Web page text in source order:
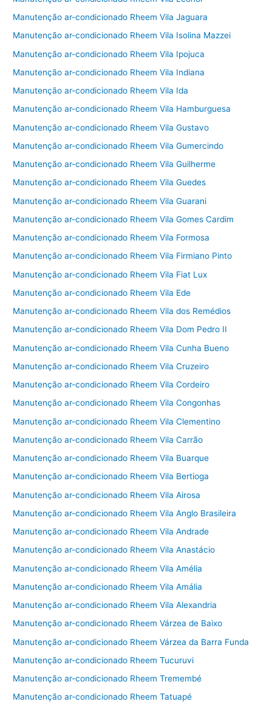
Manutenção ar-condicionado Rheem Vila Jaguara
Manutenção ar-condicionado Rheem Vila Isolina Mazzei
Manutenção ar-condicionado Rheem Vila Ipojuca
Manutenção ar-condicionado Rheem Vila Indiana
Manutenção ar-condicionado Rheem Vila Ida
Manutenção ar-condicionado Rheem Vila Hamburguesa
Manutenção ar-condicionado Rheem Vila Gustavo
Manutenção ar-condicionado Rheem Vila Gumercindo
Manutenção ar-condicionado Rheem Vila Guilherme
Manutenção ar-condicionado Rheem Vila Guedes
Manutenção ar-condicionado Rheem Vila Guarani
Manutenção ar-condicionado Rheem Vila Gomes Cardim
Manutenção ar-condicionado Rheem Vila Formosa
Manutenção ar-condicionado Rheem Vila Firmiano Pinto
Manutenção ar-condicionado Rheem Vila Fiat Lux
Manutenção ar-condicionado Rheem Vila Ede
Manutenção ar-condicionado Rheem Vila dos Remédios
Manutenção ar-condicionado Rheem Vila Dom Pedro II
Manutenção ar-condicionado Rheem Vila Cunha Bueno
Manutenção ar-condicionado Rheem Vila Cruzeiro
Manutenção ar-condicionado Rheem Vila Cordeiro
Manutenção ar-condicionado Rheem Vila Congonhas
Manutenção ar-condicionado Rheem Vila Clementino
Manutenção ar-condicionado Rheem Vila Carrão
Manutenção ar-condicionado Rheem Vila Buarque
Manutenção ar-condicionado Rheem Vila Bertioga
Manutenção ar-condicionado Rheem Vila Airosa
Manutenção ar-condicionado Rheem Vila Anglo Brasileira
Manutenção ar-condicionado Rheem Vila Andrade
Manutenção ar-condicionado Rheem Vila Anastácio
Manutenção ar-condicionado Rheem Vila Amélia
Manutenção ar-condicionado Rheem Vila Amália
Manutenção ar-condicionado Rheem Vila Alexandria
Manutenção ar-condicionado Rheem Várzea de Baixo
Manutenção ar-condicionado Rheem Várzea da Barra Funda
Manutenção ar-condicionado Rheem Tucuruvi
Manutenção ar-condicionado Rheem Tremembé
Manutenção ar-condicionado Rheem Tatuapé